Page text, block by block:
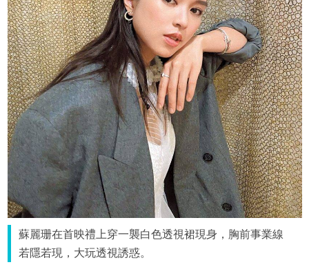
蘇麗珊在首映禮上穿一襲白色透視裙現身，胸前事業線
若隱若現，大玩透視誘惑。